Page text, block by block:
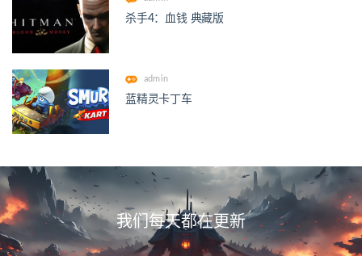
杀手4：血钱 典藏版
admin
蓝精灵卡丁车
我们每天都在更新